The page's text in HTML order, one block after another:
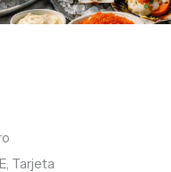
Tarjeta